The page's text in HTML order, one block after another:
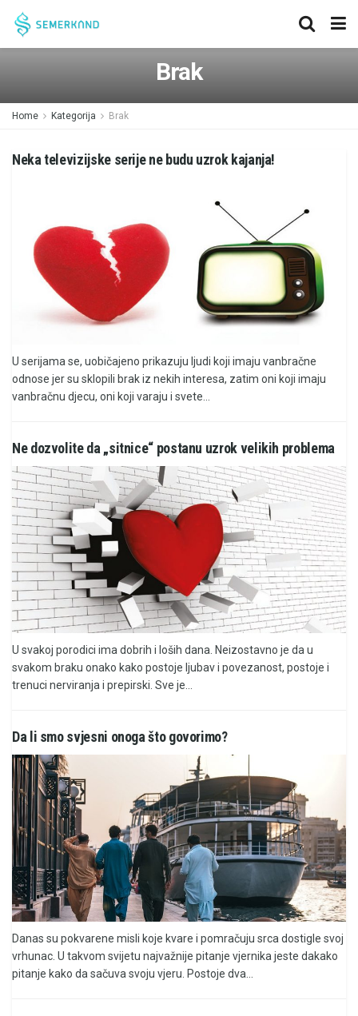
Brak
Home Kategorija Brak
Neka televizijske serije ne budu uzrok kajanja!
U serijama se, uobičajeno prikazuju ljudi koji imaju vanbračne
odnose jer su sklopili brak iz nekih interesa, zatim oni koji imaju
vanbračnu djecu, oni koji varaju i svete...
Ne dozvolite da „sitnice“ postanu uzrok velikih problema
U svakoj porodici ima dobrih i loših dana. Neizostavno je da u
svakom braku onako kako postoje ljubav i povezanost, postoje i
trenuci nerviranja i prepirski. Sve je...
Da li smo svjesni onoga što govorimo?
Danas su pokvarene misli koje kvare i pomračuju srca dostigle svoj
vrhunac. U takvom svijetu najvažnije pitanje vjernika jeste dakako
pitanje kako da sačuva svoju vjeru. Postoje dva...